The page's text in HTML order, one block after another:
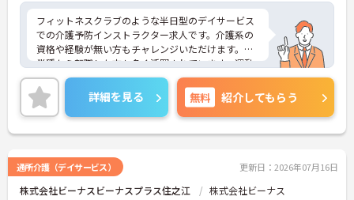
フィットネスクラブのような半日型のデイサービス
での介護予防インストラクター求人です。介護系の
資格や経験が無い方もチャレンジいただけます。異
業種から転職した方も多く活躍されています。運動
指導、マシンサポート等がメイン業務となり、介助
負担も少なめです。日曜固定休み、年間休日は115
日あり、ワークライフバランスを重視した働き方が
叶います。ご興味のある方には、面接対策ポイント
など、さらに詳細をお話しいたしますのでお気軽に
詳細を見る 無料 紹介してもらう
通所介護（デイサービス） 更新日：2026年07月16日
株式会社ビーナスビーナスプラス住之江 株式会社ビーナス